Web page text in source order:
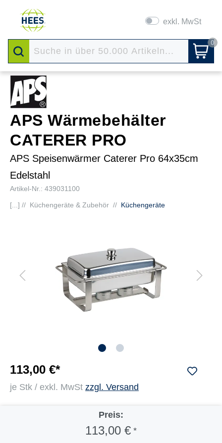
exkl. MwSt
0
APS Wärmebehälter
CATERER PRO
APS Speisenwärmer Caterer Pro 64x35cm
Edelstahl
Artikel-Nr.: 439031100
[...] // Küchengeräte & Zubehör // Küchengeräte
113,00 €*
je Stk / exkl. MwSt zzgl. Versand
Preis:
113,00 € *